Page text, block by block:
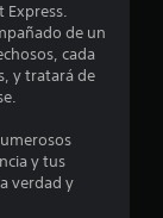
4
.
3
8
Express.
de un
cada
y tratará de
y tus
verdad y